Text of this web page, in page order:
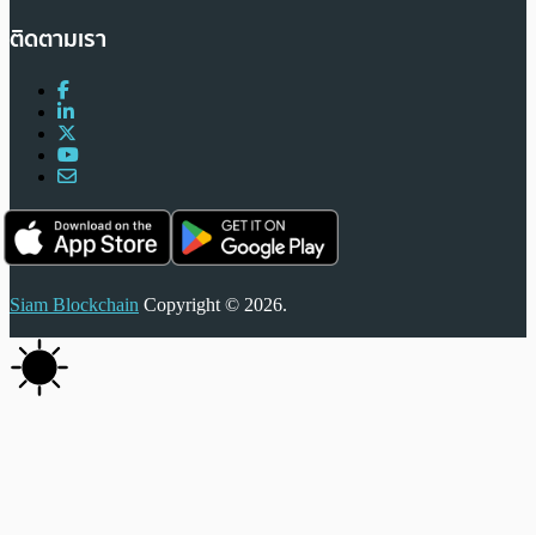
ติดตามเรา
Siam Blockchain Copyright © 2026.